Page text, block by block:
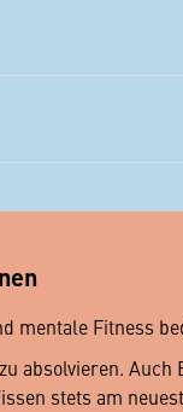
mentale Fitness
absolvieren.
stets am